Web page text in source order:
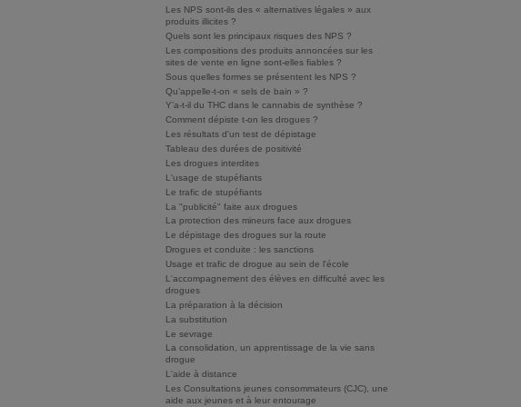
Les NPS sont-ils des « alternatives légales » aux
produits illicites ?
Quels sont les principaux risques des NPS ?
Les compositions des produits annoncées sur les
sites de vente en ligne sont-elles fiables ?
Sous quelles formes se présentent les NPS ?
Qu’appelle-t-on « sels de bain » ?
Y’a-t-il du THC dans le cannabis de synthèse ?
Comment dépiste t-on les drogues ?
Les résultats d'un test de dépistage
Tableau des durées de positivité
Les drogues interdites
L'usage de stupéfiants
Le trafic de stupéfiants
La "publicité" faite aux drogues
La protection des mineurs face aux drogues
Le dépistage des drogues sur la route
Drogues et conduite : les sanctions
Usage et trafic de drogue au sein de l'école
L'accompagnement des élèves en difficulté avec les
drogues
La préparation à la décision
La substitution
Le sevrage
La consolidation, un apprentissage de la vie sans
drogue
L'aide à distance
Les Consultations jeunes consommateurs (CJC), une
aide aux jeunes et à leur entourage